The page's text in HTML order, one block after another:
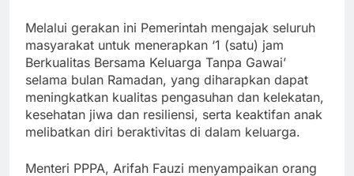
Melalui gerakan ini Pemerintah mengajak seluruh
masyarakat untuk menerapkan ‘1 (satu) jam
Berkualitas Bersama Keluarga Tanpa Gawai’
selama bulan Ramadan, yang diharapkan dapat
meningkatkan kualitas pengasuhan dan kelekatan,
kesehatan jiwa dan resiliensi, serta keaktifan anak
melibatkan diri beraktivitas di dalam keluarga.
Menteri PPPA, Arifah Fauzi menyampaikan orang